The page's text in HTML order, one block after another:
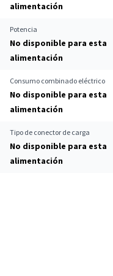
alimentación
Potencia
No disponible para esta
alimentación
Consumo combinado eléctrico
No disponible para esta
alimentación
Tipo de conector de carga
No disponible para esta
alimentación